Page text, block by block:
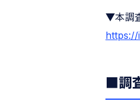
▼本調
■調